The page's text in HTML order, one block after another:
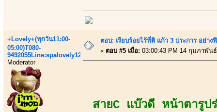
+Lovely+(ทุกวัน11:00-
05:00)T080-
9492055Line:spalovely123
Moderator
ตอบ: เรียบร้อยไร้ที่ติ แก้ว 3 ประการ อย่า
« ตอบ #5 เมื่อ: 03:00:43 PM 14 กุมภาพัน
สายC แบ๊วดี หน้าตารู